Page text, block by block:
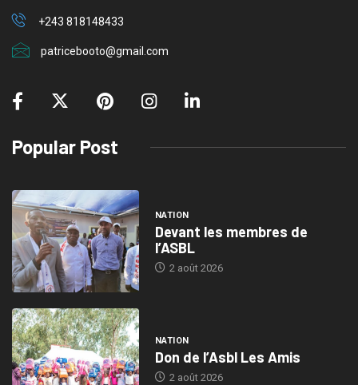
+243 818148433
patricebooto@gmail.com
Popular Post
NATION
Devant les membres de
l’ASBL
2 août 2026
NATION
Don de l’Asbl Les Amis
2 août 2026